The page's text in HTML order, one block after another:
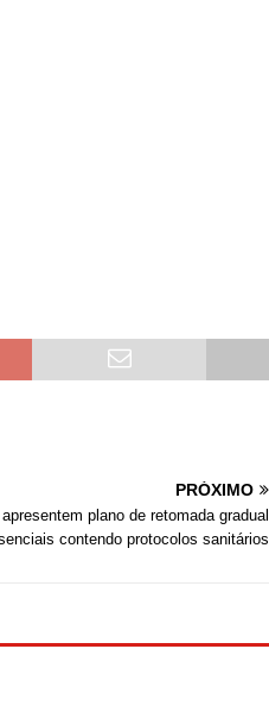
PRÓXIMO
plano de retomada gradual
contendo protocolos sanitários